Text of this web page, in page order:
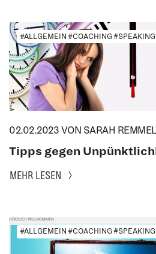
#ALLGEMEIN #COACHING
02.02.2023 VON SARAH REMMEL
Tipps gegen
MEHR LESEN
#ALLGEMEIN #COACHING